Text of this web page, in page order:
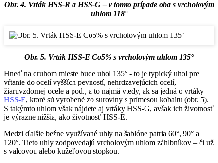
Obr. 4. Vrták HSS-R a HSS-G – v tomto prípade oba s vrcholovým
uhlom 118°
Obr. 5. Vrták HSS-E Co5% s vrcholovým uhlom 135°
Hneď na druhom mieste bude uhol 135° - to je typický uhol pre
vŕtanie do ocelí vyšších pevností, nehrdzavejúcich ocelí,
žiaruvzdornej ocele a pod., a to najmä vtedy, ak sa jedná o vrtáky
HSS-E, ktoré sú vyrobené zo suroviny s prímesou kobaltu (obr. 5).
S takýmto uhlom však nájdete aj vrtáky HSS-G, avšak ich životnosť
je výrazne nižšia, ako životnosť HSS-E.
Medzi ďalšie bežne využívané uhly na šablóne patria 60°, 90° a
120°. Tieto uhly zodpovedajú vrcholovým uhlom záhlbníkov – či už
s valcovou alebo kužeľovou stopkou.